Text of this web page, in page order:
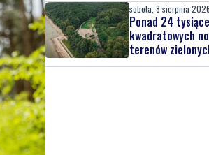
sobota, 8 sierpnia 2026
Ponad 24
kwadratowych
terenów
Powstanie nowa